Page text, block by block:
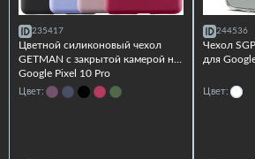
235417
Цветной силиконовый чехол
GETMAN с закрытой камерой на
Google Pixel 10 Pro
Цвет:
244536
Чехол
для
Цвет: